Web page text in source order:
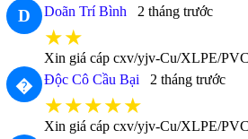
D Doãn Trí Bình 2 tháng trước
★★
Xin giá cáp cxv/yjv-Cu/XLPE/
� Độc Cô Cầu Bại 2 tháng trước
★★★★★
Xin giá cáp cxv/yjv-Cu/XLPE/